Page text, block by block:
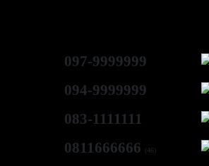
097-9999999
094-9999999
083-1111111
0811666666 (46)